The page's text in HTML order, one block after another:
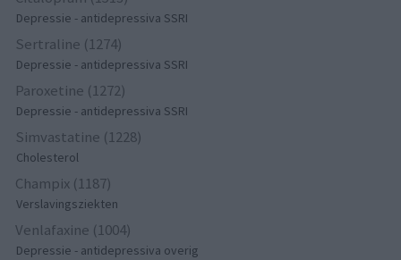
Depressie - antidepressiva SSRI
Sertraline (1274)
Depressie - antidepressiva SSRI
Paroxetine (1272)
Depressie - antidepressiva SSRI
Simvastatine (1228)
Cholesterol
Champix (1187)
Verslavingsziekten
Venlafaxine (1004)
Depressie - antidepressiva overig